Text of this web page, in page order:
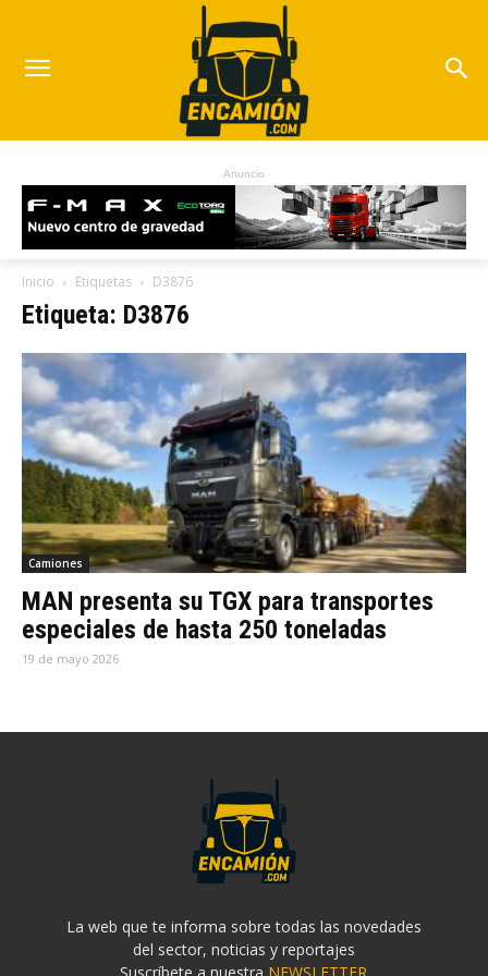
Anuncio
Inicio Etiquetas D3876
Etiqueta: D3876
Camiones
MAN presenta su TGX para transportes
especiales de hasta 250 toneladas
19 de mayo 2026
La web que te informa sobre todas las novedades
del sector, noticias y reportajes